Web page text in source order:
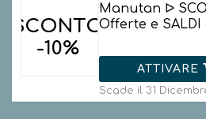
SCONTO
-10%
Manutan ᐅ
Offerte e SALDI
ATTIVARE
Scade il 31